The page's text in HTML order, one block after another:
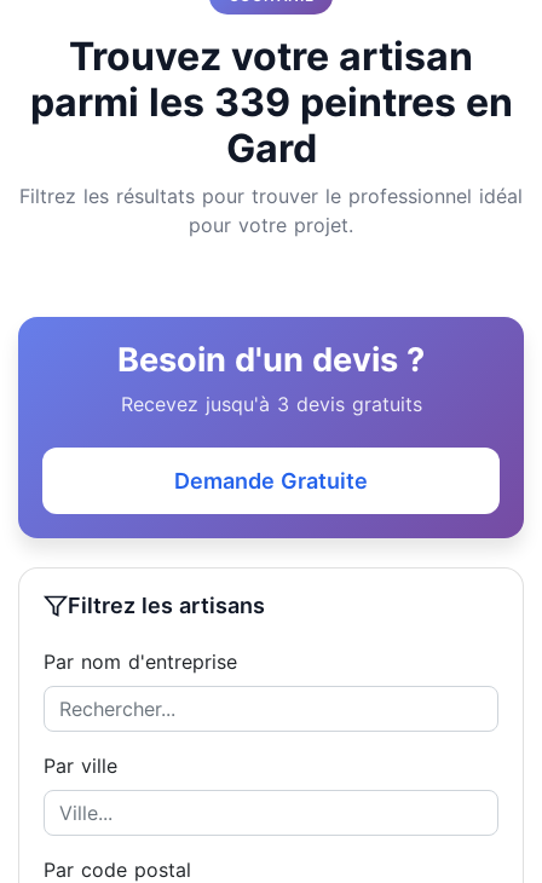
Trouvez votre artisan
parmi les 339 peintres en
Gard
Filtrez les résultats pour trouver le professionnel idéal
pour votre projet.
Besoin d'un devis ?
Recevez jusqu'à 3 devis gratuits
Demande Gratuite
Filtrez les artisans
Par nom d'entreprise
Par ville
Par code postal